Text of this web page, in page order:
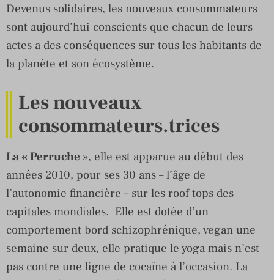
Devenus solidaires, les nouveaux consommateurs
sont aujourd’hui conscients que chacun de leurs
actes a des conséquences sur tous les habitants de
la planète et son écosystème.
Les nouveaux
consommateurs.trices
La « Perruche », elle est apparue au début des
années 2010, pour ses 30 ans – l’âge de
l’autonomie financière – sur les roof tops des
capitales mondiales. Elle est dotée d’un
comportement bord schizophrénique, vegan une
semaine sur deux, elle pratique le yoga mais n’est
pas contre une ligne de cocaïne à l’occasion. La